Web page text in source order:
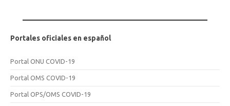
Portales oficiales en español
Portal ONU COVID-19
Portal OMS COVID-19
Portal OPS/OMS COVID-19